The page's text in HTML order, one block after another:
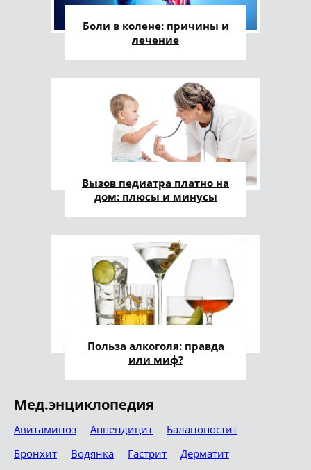
Боли в колене: причины и
лечение
Вызов педиатра платно на
дом: плюсы и минусы
Польза алкоголя: правда
или миф?
Мед.энциклопедия
Авитаминоз Аппендицит
Баланопостит
Бронхит
Водянка Гастрит
Дерматит